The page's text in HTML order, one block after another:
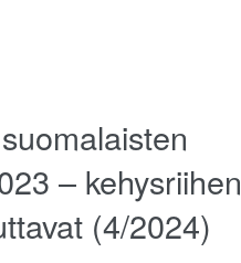
– kehysriihen
(4/2024)